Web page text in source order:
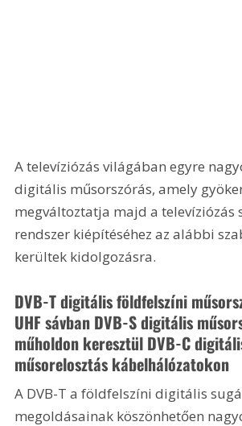
A televíziózás világában egyre
digitális műsorszórás, amely
megváltoztatja majd a televíziózás
rendszer kiépítéséhez az alábbi
kerültek kidolgozásra.
DVB-T digitális földfelszíni
UHF sávban DVB-S digitális
műholdon keresztül DVB-C
műsorelosztás kábelhálózatokon
A DVB-T a földfelszíni digitális
megoldásainak köszönhetően